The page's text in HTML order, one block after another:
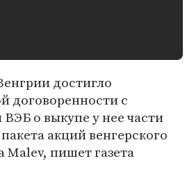
достигло
договоренности с
о выкупе у нее части
акций венгерского
Malev, пишет газета